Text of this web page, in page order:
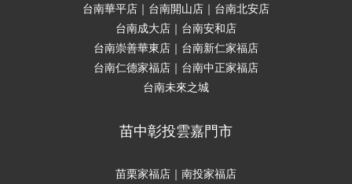
台南華平店｜台南開山店｜台南北安店
台南成大店｜台南安和店
台南崇善華東店｜台南新仁家福店
台南仁德家福店｜台南中正家福店
台南未來之城
苗中彰投雲嘉門市
苗栗家福店｜南投家福店